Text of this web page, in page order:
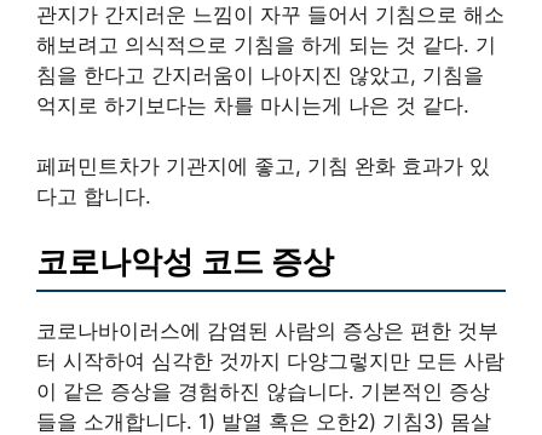
관지가 간지러운 느낌이 자꾸 들어서 기침으로 해소
해보려고 의식적으로 기침을 하게 되는 것 같다. 기
침을 한다고 간지러움이 나아지진 않았고, 기침을
억지로 하기보다는 차를 마시는게 나은 것 같다.
페퍼민트차가 기관지에 좋고, 기침 완화 효과가 있
다고 합니다.
코로나악성 코드 증상
코로나바이러스에 감염된 사람의 증상은 편한 것부
터 시작하여 심각한 것까지 다양그렇지만 모든 사람
이 같은 증상을 경험하진 않습니다. 기본적인 증상
들을 소개합니다. 1) 발열 혹은 오한2) 기침3) 몸살